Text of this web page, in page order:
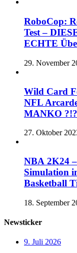
RoboCop:
Test –
ECHTE
29. November
Wild Card
NFL
MANKO ?!?
27. Oktober
NBA 2K24
Simulation
Basketball
18. September
Newsticker
9. Juli 2026